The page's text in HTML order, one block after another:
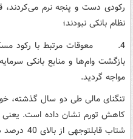
رکودی دست و پنجه نرم می‌کردند،
نظام بانکی نبودند؛
4. معوقات مرتبط با رکود
بازگشت وام‌ها و منابع بانکی
مواجه گردید.
تنگنای مالی طی دو سال گذشته،
کاهش تورم نشان داده است. یعنی